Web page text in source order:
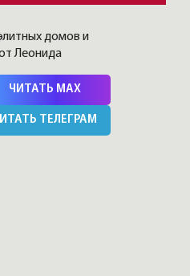
cполитикой сайта
домов и
Леонида
ЧИТАТЬ MAX
ТЕЛЕГРАМ